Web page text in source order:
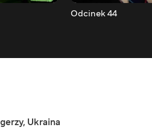
Odcinek 44
, Ukraina